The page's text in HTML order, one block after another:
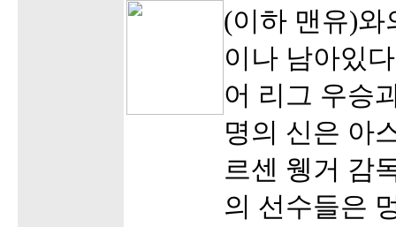
(이하 맨유)와
이나 남아있
어 리그 우승
명의 신은 아
르센 웽거 감
의 선수들은